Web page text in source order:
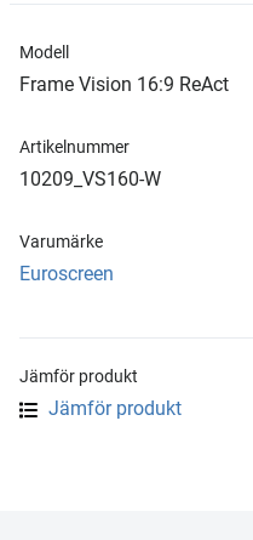
Modell
Frame Vision 16:9 ReAct
Artikelnummer
10209_VS160-W
Varumärke
Euroscreen
Jämför produkt
Jämför produkt